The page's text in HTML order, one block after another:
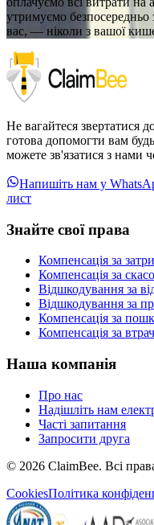
утримуємо безпосередньо
вас, — ніколи з вашої
Не вагайтеся звертатися
готова допомогти вам
можете зв'язатися з нами
Напишіть нам у
лист
Знайте свої права
Компенсація за
Компенсація за
Відшкодування за
Відшкодування за
Компенсація за
Компенсація за
Наша компанія
Про нас
Надішліть нам
Часті запитання
Запросити друга
© 2026 ClaimBee. Всі
CookiesПолітика